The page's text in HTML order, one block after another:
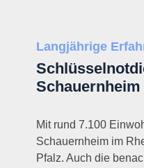
Langjährige
Schauernheim
Mit rund 7.100
Schauernheim im
Pfalz. Auch die